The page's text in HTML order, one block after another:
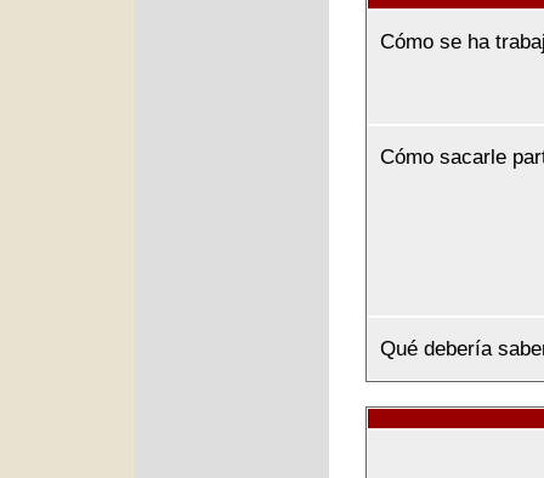
Cómo se ha
Cómo sacarle
Qué debería